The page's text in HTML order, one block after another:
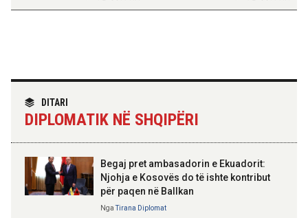
Model i ri publik për menaxhimin
e shërbimeve mbështetëse
shëndetësore, Sala: Cilësi e
10:10 05-08-2026
Mbetën të bllokuar në kanionet e
Gjipesë, policia shpëton turistin
holandez me dy fëmijët e mitur
TIRANA DIPLOMAT
Skënderbeut dhe Ismail
DITARI
DIPLOMATIK NË SHQIPËRI
Begaj pret ambasadorin e Ekuadorit:
Njohja e Kosovës do të ishte kontribut
për paqen në Ballkan
NgaTirana Diplomat